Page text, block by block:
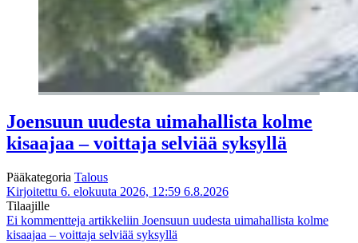
Joensuun uudesta uimahallista kolme
kisaajaa – voittaja selviää syksyllä
Pääkategoria Talous
Kirjoitettu 6. elokuuta 2026, 12:59 6.8.2026
Tilaajille
Ei kommentteja artikkeliin Joensuun uudesta uimahallista kolme
kisaajaa – voittaja selviää syksyllä